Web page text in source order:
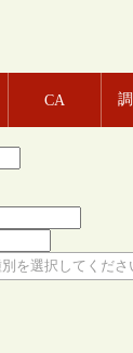
CA
を選択してくださ
てください